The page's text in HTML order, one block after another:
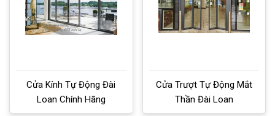
Cửa Kính Tự Động Đài
Loan Chính Hãng
Cửa Trượt Tự Động Mắt
Thần Đài Loan